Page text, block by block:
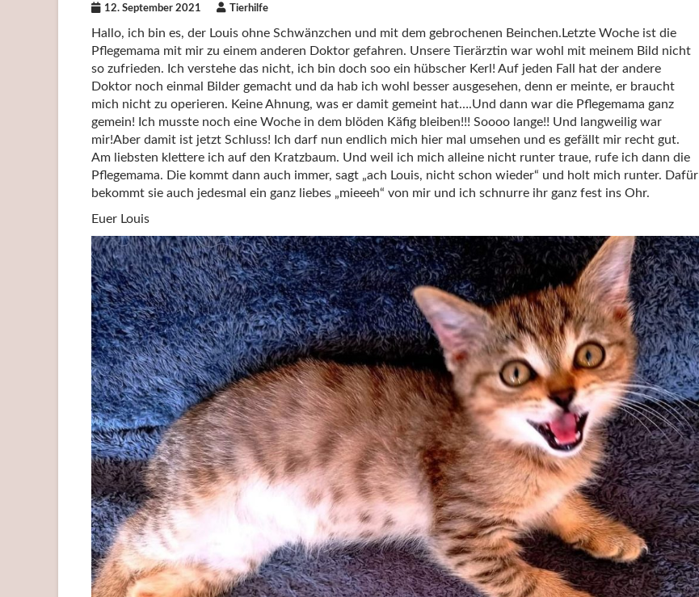
12. September 2021 Tierhilfe
Hallo, ich bin es, der Louis ohne Schwänzchen und mit dem gebrochenen Beinchen.Letzte Woche ist die
Pflegemama mit mir zu einem anderen Doktor gefahren. Unsere Tierärztin war wohl mit meinem Bild nicht
so zufrieden. Ich verstehe das nicht, ich bin doch soo ein hübscher Kerl! Auf jeden Fall hat der andere
Doktor noch einmal Bilder gemacht und da hab ich wohl besser ausgesehen, denn er meinte, er braucht
mich nicht zu operieren. Keine Ahnung, was er damit gemeint hat….Und dann war die Pflegemama ganz
gemein! Ich musste noch eine Woche in dem blöden Käfig bleiben!!! Soooo lange!! Und langweilig war
mir!Aber damit ist jetzt Schluss! Ich darf nun endlich mich hier mal umsehen und es gefällt mir recht gut.
Am liebsten klettere ich auf den Kratzbaum. Und weil ich mich alleine nicht runter traue, rufe ich dann die
Pflegemama. Die kommt dann auch immer, sagt „ach Louis, nicht schon wieder“ und holt mich runter. Dafür
bekommt sie auch jedesmal ein ganz liebes „mieeeh“ von mir und ich schnurre ihr ganz fest ins Ohr.
Euer Louis